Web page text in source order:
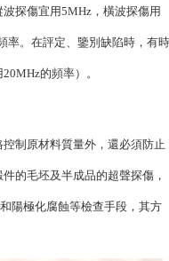
探傷宜用5MHz，橫波探傷用
率。在評定、鑒別缺陷時，有
的頻率）。
制原材料質量外，還必須防止
的毛坯及半成品的超聲探傷，
陽極化腐蝕等檢查手段，其方